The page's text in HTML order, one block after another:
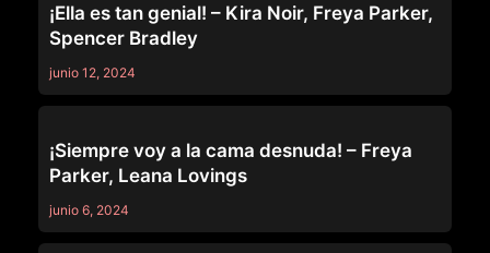
¡Ella es tan genial! – Kira Noir, Freya Parker,
Spencer Bradley
junio 12, 2024
¡Siempre voy a la cama desnuda! – Freya
Parker, Leana Lovings
junio 6, 2024